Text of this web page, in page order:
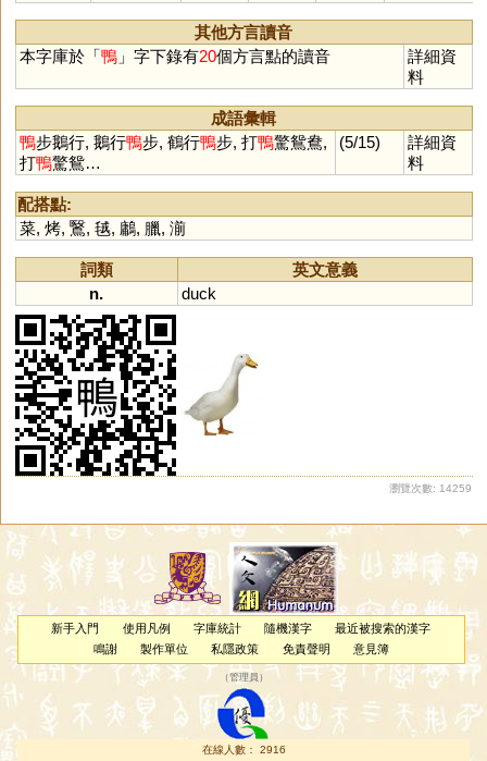
其他方言讀音
本字庫於「鴨」字下錄有20個方言點的讀音
詳細資
料
成語彙輯
鴨步鵝行, 鵝行鴨步, 鶴行鴨步, 打鴨驚鴛鴦,
打鴨驚鴛…
(5/15)
詳細資
料
配搭點:
菜, 烤, 鷖, 毧, 鷛, 臘, 湔
詞類
英文意義
n.
duck
瀏覽次數: 14259
新手入門 使用凡例 字庫統計 隨機漢字
最近被搜索的漢字
鳴謝
製作單位 私隱政策 免責聲明 意見簿
（管理員 ）
在線人數： 2916